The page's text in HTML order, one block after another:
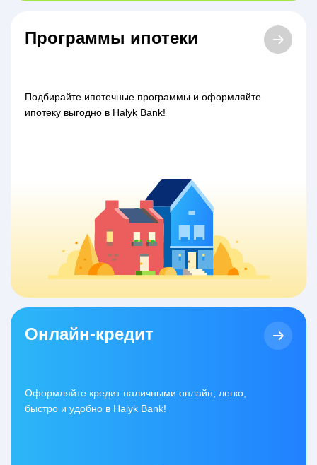
Программы ипотеки
Подбирайте ипотечные программы и оформляйте
ипотеку выгодно в Halyk Bank!
Онлайн-кредит
Оформляйте кредит наличными онлайн, легко,
быстро и удобно в Halyk Bank!